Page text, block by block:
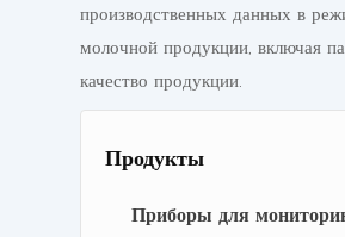
производственных данных в
молочной продукции, включая
качество продукции.
Продукты
Приборы для